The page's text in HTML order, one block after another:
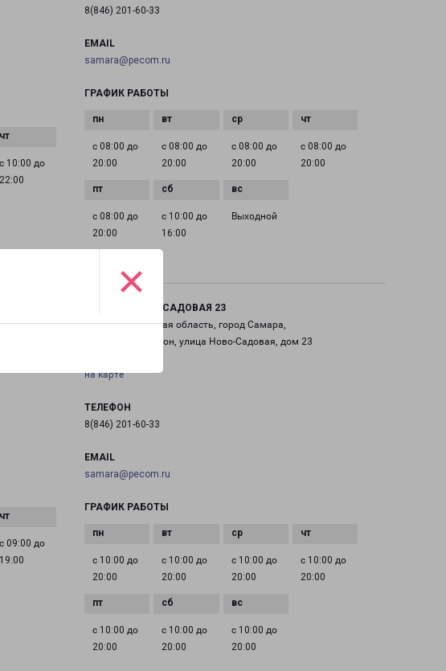
×
с 10:00 до
22:00
8(846) 201-60-33
EMAIL
samara@pecom.ru
ГРАФИК РАБОТЫ
с 08:00 до
20:00
с 08:00 до
20:00
с 08:00 до
20:00
с 08:00 до
20:00
с 08:00 до
20:00
с 10:00 до
16:00
Выходной
с 09:00 до
19:00
САМАРА НОВО-САДОВАЯ 23
Россия, Самарская область, город Самара,
Октябрьский район, улица Ново-Садовая, дом 23
на карте
ТЕЛЕФОН
8(846) 201-60-33
EMAIL
samara@pecom.ru
ГРАФИК РАБОТЫ
с 10:00 до
20:00
с 10:00 до
20:00
с 10:00 до
20:00
с 10:00 до
20:00
с 10:00 до
20:00
с 10:00 до
20:00
с 10:00 до
20:00